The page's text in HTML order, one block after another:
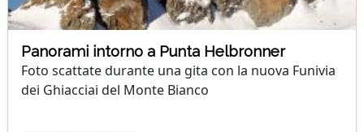
Panorami intorno a Punta Helbronner
Foto scattate durante una gita con la nuova Funivia
dei Ghiacciai del Monte Bianco